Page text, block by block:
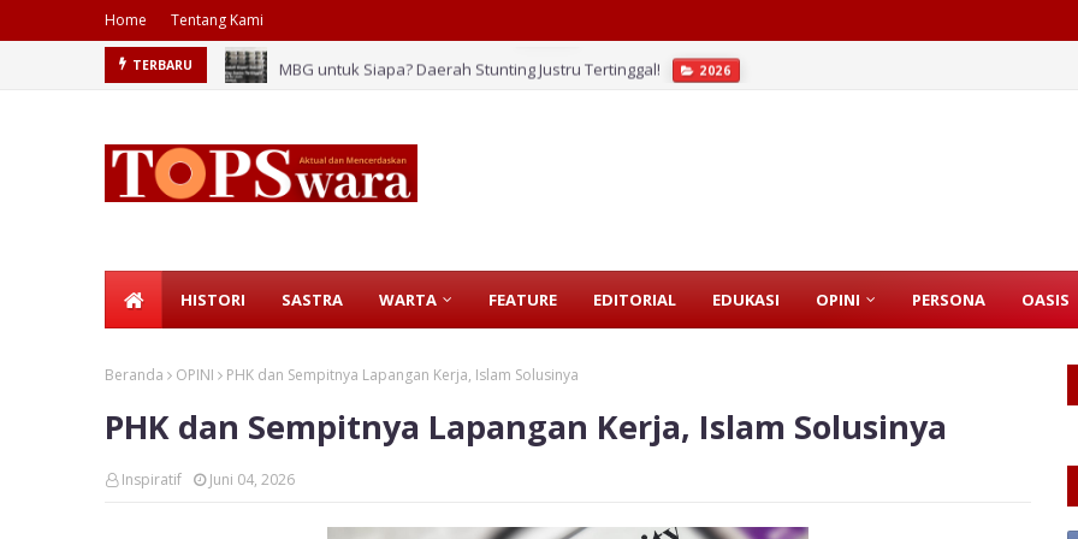
Home Tentang Kami
TERBARU MBG untuk Siapa? Daerah Stunting Justru Tertinggal! 2026
HISTORI SASTRA WARTA FEATURE EDITORIAL EDUKASI OPINI PERSONA OASIS
Beranda OPINI PHK dan Sempitnya Lapangan Kerja, Islam Solusinya
PHK dan Sempitnya Lapangan Kerja, Islam Solusinya
Inspiratif Juni 04, 2026